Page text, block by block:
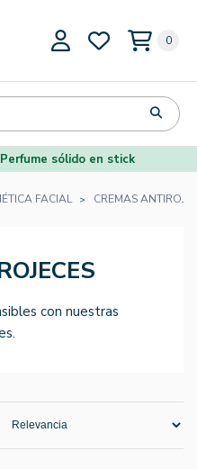
0
sólido en stick
FACIAL CREMAS
con nuestras